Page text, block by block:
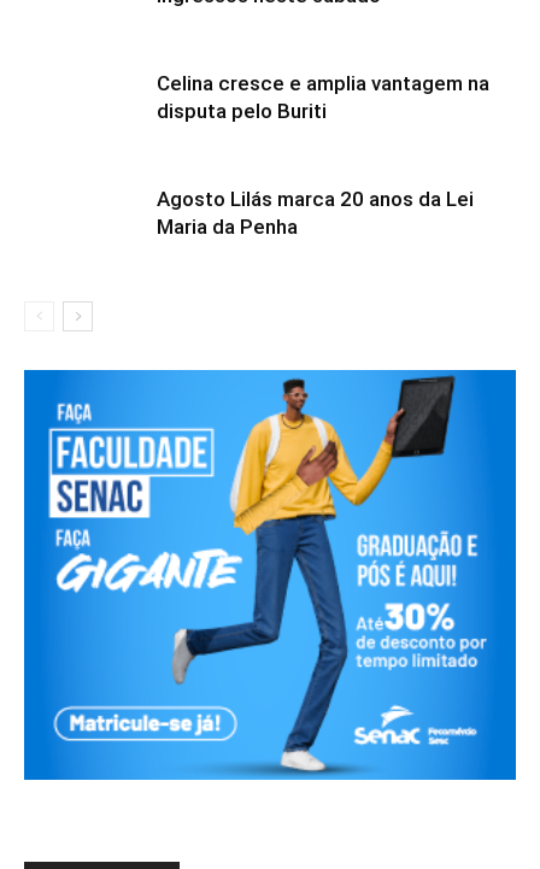
Celina cresce e amplia vantagem na
disputa pelo Buriti
Agosto Lilás marca 20 anos da Lei
Maria da Penha